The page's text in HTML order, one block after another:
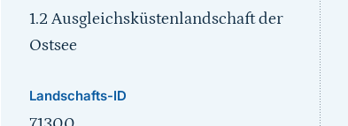
1.2 Ausgleichsküstenlandschaft der
Ostsee
Landschafts-ID